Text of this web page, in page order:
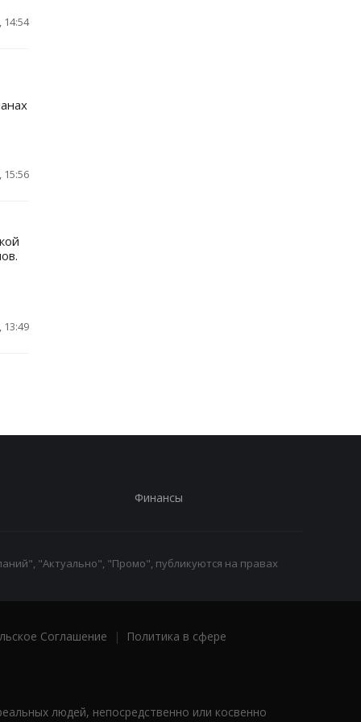
14:54
15:56
13:49
Финансы
"Актуально", "Промо", публикуются на правах
Соглашение |
Политика в сфере
людей, непосредственно или косвенно